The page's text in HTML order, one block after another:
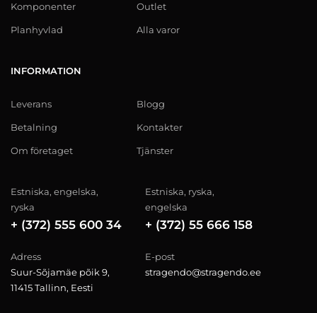
Komponenter
Planhyvlad
Outlet
Alla varor
INFORMATION
Leverans
Betalning
Om företaget
Blogg
Kontakter
Tjänster
Estniska, engelska,
ryska
+ (372) 555 600 34
Estniska, ryska,
engelska
+ (372) 55 666 158
Adress
Suur-Sõjamäe põik 9,
11415 Tallinn, Eesti
E-post
stragendo@stragendo.ee